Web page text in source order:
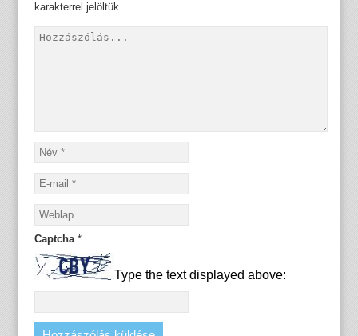
karakterrel jelöltük
Captcha *
Type the text displayed above: